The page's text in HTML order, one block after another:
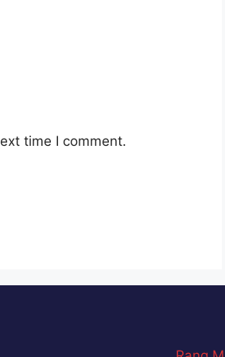
time I comment.